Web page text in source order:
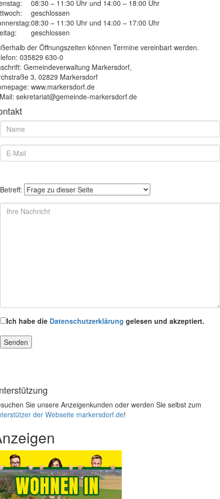
08:30 – 11:30 Uhr und 14:00 – 18:00 Uhr
geschlossen
08:30 – 11:30 Uhr und 14:00 – 17:00 Uhr
geschlossen
der Öffnungszeiten können Termine vereinbart werden.
035829 630-0
Gemeindeverwaltung Markersdorf,
3, 02829 Markersdorf
www.markersdorf.de
sekretariat@gemeinde-markersdorf.de
Betreff:
Ich habe die Datenschutzerklärung gelesen und akzeptiert.
Sie unsere Anzeigenkunden oder werden Sie selbst zum
der Webseite markersdorf.de!